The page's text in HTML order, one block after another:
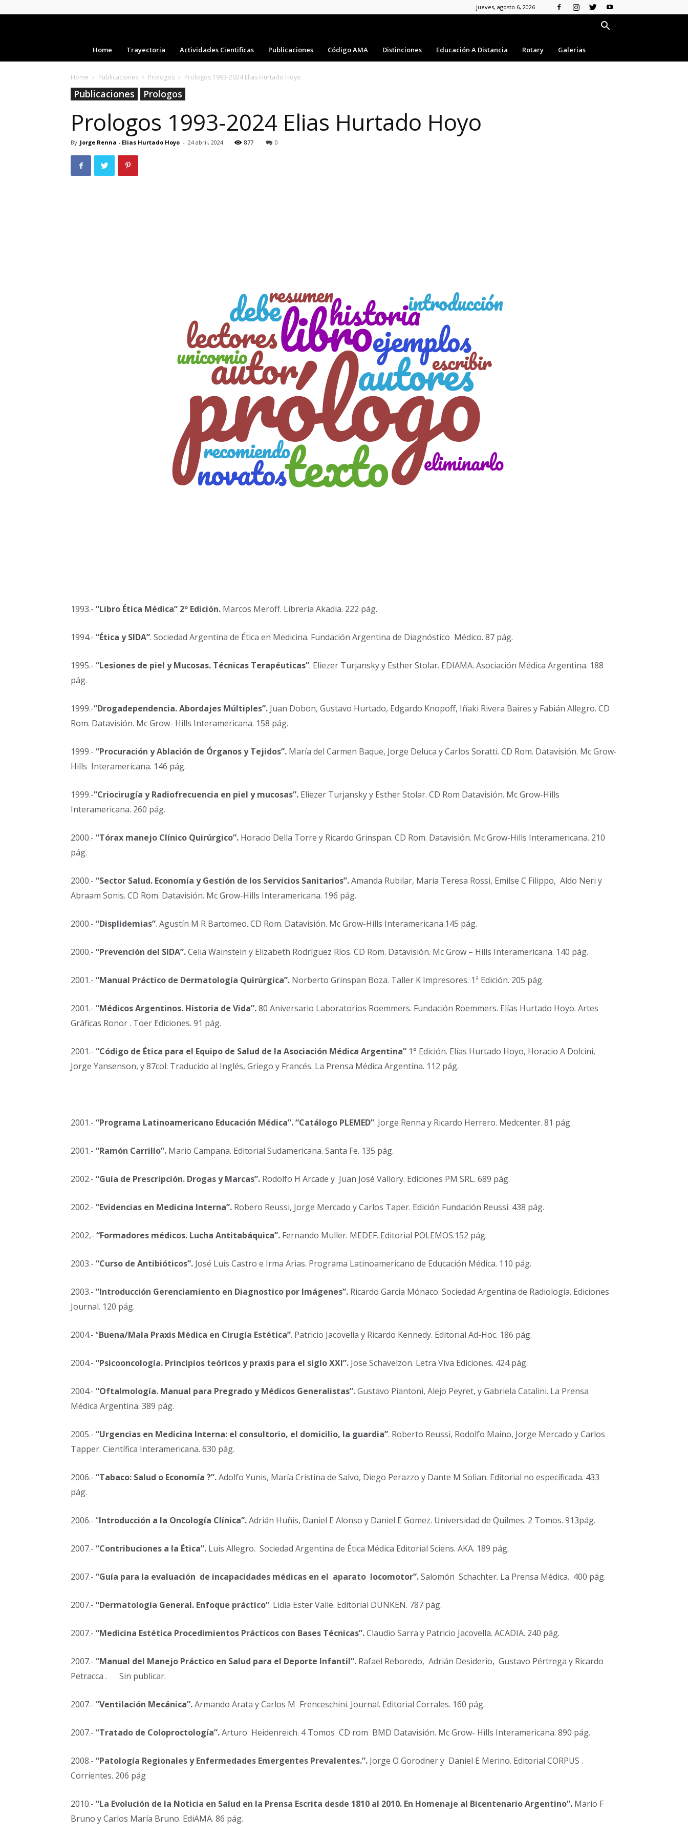
jueves, agosto 6, 2026
Home Trayectoria Actividades Cientificas Publicaciones Código AMA Distinciones Educación A Distancia Rotary Galerias
Home Publicaciones Prologos Prologos 1993-2024 Elias Hurtado Hoyo
Publicaciones Prologos
Prologos 1993-2024 Elias Hurtado Hoyo
By Jorge Renna - Elias Hurtado Hoyo - 24 abril, 2024 877 0
1993.- “Libro Ética Médica” 2º Edición. Marcos Meroff. Librería Akadia. 222 pág.
1994.- “Ética y SIDA”. Sociedad Argentina de Ética en Medicina. Fundación Argentina de Diagnóstico Médico. 87 pág.
1995.- “Lesiones de piel y Mucosas. Técnicas Terapéuticas”. Eliezer Turjansky y Esther Stolar. EDIAMA. Asociación Médica Argentina. 188
pág.
1999.-“Drogadependencia. Abordajes Múltiples”. Juan Dobon, Gustavo Hurtado, Edgardo Knopoff, Iñaki Rivera Baires y Fabián Allegro. CD
Rom. Datavisión. Mc Grow- Hills Interamericana. 158 pág.
1999.- “Procuración y Ablación de Órganos y Tejidos”. María del Carmen Baque, Jorge Deluca y Carlos Soratti. CD Rom. Datavisión. Mc Grow-
Hills Interamericana. 146 pág.
1999.-”Criocirugía y Radiofrecuencia en piel y mucosas”. Eliezer Turjansky y Esther Stolar. CD Rom Datavisión. Mc Grow-Hills
Interamericana. 260 pág.
2000.- “Tórax manejo Clínico Quirúrgico”. Horacio Della Torre y Ricardo Grinspan. CD Rom. Datavisión. Mc Grow-Hills Interamericana. 210
pág.
2000.- “Sector Salud. Economía y Gestión de los Servicios Sanitarios”.Amanda Rubilar, María Teresa Rossi, Emilse C Filippo, Aldo Neri y
Abraam Sonis. CD Rom. Datavisión. Mc Grow-Hills Interamericana. 196 pág.
2000.- “Displidemias”. Agustín M R Bartomeo. CD Rom. Datavisión. Mc Grow-Hills Interamericana.145 pág.
2000.- “Prevención del SIDA”.Celia Wainstein y Elizabeth Rodríguez Ríos. CD Rom. Datavisión. Mc Grow – Hills Interamericana. 140 pág.
2001.- “Manual Práctico de Dermatología Quirúrgica”. Norberto Grinspan Boza. Taller K Impresores. 1ª Edición. 205 pág.
2001.- “Médicos Argentinos. Historia de Vida”.80 Aniversario Laboratorios Roemmers. Fundación Roemmers. Elías Hurtado Hoyo. Artes
Gráficas Ronor . Toer Ediciones. 91 pág.
2001.- “Código de Ética para el Equipo de Salud de la Asociación Médica Argentina” 1° Edición. Elías Hurtado Hoyo, Horacio A Dolcini,
Jorge Yansenson, y 87col. Traducido al Inglés, Griego y Francés. La Prensa Médica Argentina. 112 pág.
2001.- “Programa Latinoamericano Educación Médica”. “Catálogo PLEMED”. Jorge Renna y Ricardo Herrero. Medcenter. 81 pág
2001.- “Ramón Carrillo”. Mario Campana. Editorial Sudamericana. Santa Fe. 135 pág.
2002.- “Guía de Prescripción. Drogas y Marcas”. Rodolfo H Arcade y Juan José Vallory. Ediciones PM SRL. 689 pág.
2002.- “Evidencias en Medicina Interna”. Robero Reussi, Jorge Mercado y Carlos Taper. Edición Fundación Reussi. 438 pág.
2002,- “Formadores médicos. Lucha Antitabáquica”. Fernando Muller. MEDEF. Editorial POLEMOS.152 pág.
2003.- “Curso de Antibióticos”. José Luis Castro e Irma Arias. Programa Latinoamericano de Educación Médica. 110 pág.
2003.- “Introducción Gerenciamiento en Diagnostico por Imágenes”. Ricardo Garcia Mónaco. Sociedad Argentina de Radiología. Ediciones
Journal. 120 pág.
2004.- “Buena/Mala Praxis Médica en Cirugía Estética”. Patricio Jacovella y Ricardo Kennedy. Editorial Ad-Hoc. 186 pág.
2004.- “Psicooncología. Principios teóricos y praxis para el siglo XXI”. Jose Schavelzon. Letra Viva Ediciones. 424 pág.
2004.- “Oftalmología. Manual para Pregrado y Médicos Generalistas”.Gustavo Piantoni, Alejo Peyret, y Gabriela Catalini. La Prensa
Médica Argentina. 389 pág.
2005.- “Urgencias en Medicina Interna: el consultorio, el domicilio, la guardia”. Roberto Reussi, Rodolfo Maino, Jorge Mercado y Carlos
Tapper. Científica Interamericana. 630 pág.
2006.- “Tabaco: Salud o Economía ?”.Adolfo Yunis, María Cristina de Salvo, Diego Perazzo y Dante M Solian. Editorial no específicada. 433
pág.
2006.- “Introducción a la Oncología Clínica”.Adrián Huñis, Daniel E Alonso y Daniel E Gomez. Universidad de Quilmes. 2 Tomos. 913pág.
2007.- “Contribuciones a la Ética”. Luis Allegro. Sociedad Argentina de Ética Médica Editorial Sciens. AKA. 189 pág.
2007.- “Guía para la evaluación de incapacidades médicas en el aparato locomotor”.Salomón Schachter. La Prensa Médica. 400 pág.
2007.- “Dermatología General. Enfoque práctico”. Lidia Ester Valle. Editorial DUNKEN. 787 pág.
2007.- “Medicina Estética Procedimientos Prácticos con Bases Técnicas”.Claudio Sarra y Patricio Jacovella. ACADIA. 240 pág.
2007.- “Manual del Manejo Práctico en Salud para el Deporte Infantil”. Rafael Reboredo, Adrián Desiderio, Gustavo Pértrega y Ricardo
Petracca . Sin publicar.
2007.- “Ventilación Mecánica”.Armando Arata y Carlos M Frenceschini. Journal. Editorial Corrales. 160 pág.
2007.- “Tratado de Coloproctología”.Arturo Heidenreich. 4 Tomos CD rom BMD Datavisión. Mc Grow- Hills Interamericana. 890 pág.
2008.- “Patología Regionales y Enfermedades Emergentes Prevalentes.”. Jorge O Gorodner y Daniel E Merino. Editorial CORPUS .
Corrientes. 206 pág
2010.- “La Evolución de la Noticia en Salud en la Prensa Escrita desde 1810 al 2010. En Homenaje al Bicentenario Argentino”. Mario F
Bruno y Carlos María Bruno. EdiAMA. 86 pág.